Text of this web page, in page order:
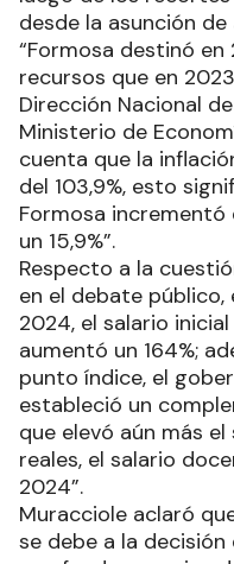
desde la asunción
“Formosa destinó en
recursos que en
Dirección Nacional
Ministerio de
cuenta que la
del 103,9%, esto
Formosa
un 15,9%”.
Respecto a la
en el debate
2024, el salario
aumentó un 164%;
punto índice, el
estableció un
que elevó aún más
reales, el salario
2024”.
Muracciole aclaró
se debe a la